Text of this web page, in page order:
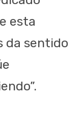
esta
da sentido